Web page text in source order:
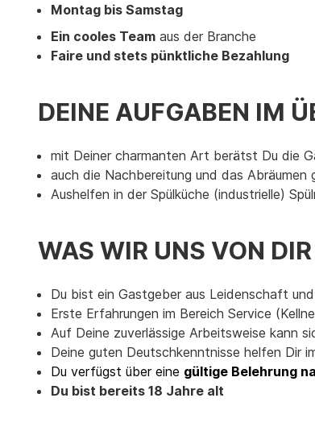
DEINE AUFGABEN IM
mit Deiner charmanten Art berätst Du die
auch die Nachbereitung und das Abräumen
Aushelfen in der Spülküche (industrielle)
WAS WIR UNS VON
Du bist ein Gastgeber aus Leidenschaft
Erste Erfahrungen im Bereich Service
Auf Deine zuverlässige Arbeitsweise kann
Deine guten Deutschkenntnisse helfen Dir
Du verfügst über eine gültige Belehrung
Du bist bereits 18 Jahre alt
Montag bis Samstag
Ein cooles Team aus der Branche
Faire und stets pünktliche Bezahlung